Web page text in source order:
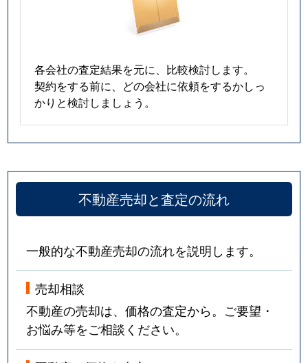
各会社の査定結果を元に、比較検討します。
契約をする前に、どの会社に依頼をするかしっ
かりと検討しましょう。
不動産売却と査定の流れ
一般的な不動産売却の流れを説明します。
売却相談
不動産の売却は、価格の査定から。ご要望・
お悩み等をご相談ください。